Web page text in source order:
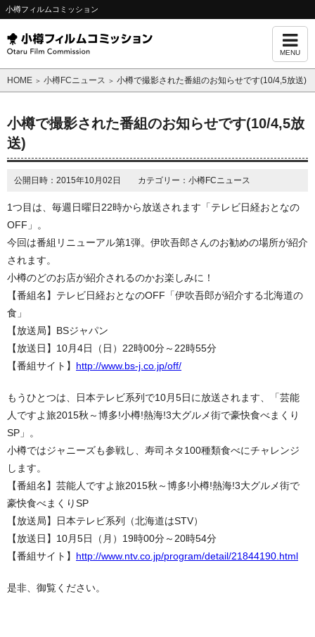
小樽フィルムコミッション
MENU
HOME ＞ 小樽FCニュース ＞ 小樽で撮影された番組のお知らせです(10/4,5放送)
小樽で撮影された番組のお知らせです(10/4,5放
送)
公開日時：2015年10月02日 カテゴリー：小樽FCニュース
1つ目は、毎週日曜日22時から放送されます「テレビ日経おとなの
OFF」。
今回は番組リニューアル第1弾。伊吹吾郎さんのお勧めの場所が紹介
されます。
小樽のどのお店が紹介されるのかお楽しみに！
【番組名】テレビ日経おとなのOFF「伊吹吾郎が紹介する北海道の
食」
【放送局】BSジャパン
【放送日】10月4日（日）22時00分～22時55分
【番組サイト】 http://www.bs-j.co.jp/off/
もうひとつは、日本テレビ系列で10月5日に放送されます、「芸能
人ですよ旅2015秋～博多!小樽!熱海!3大グルメ街で豪快食べまくり
SP」。
小樽ではジャニーズも参戦し、寿司ネタ100種類食べにチャレンジ
します。
【番組名】芸能人ですよ旅2015秋～博多!小樽!熱海!3大グルメ街で
豪快食べまくりSP
【放送局】日本テレビ系列（北海道はSTV）
【放送日】10月5日（月）19時00分～20時54分
【番組サイト】 http://www.ntv.co.jp/program/detail/21844190.html
是非、御覧ください。